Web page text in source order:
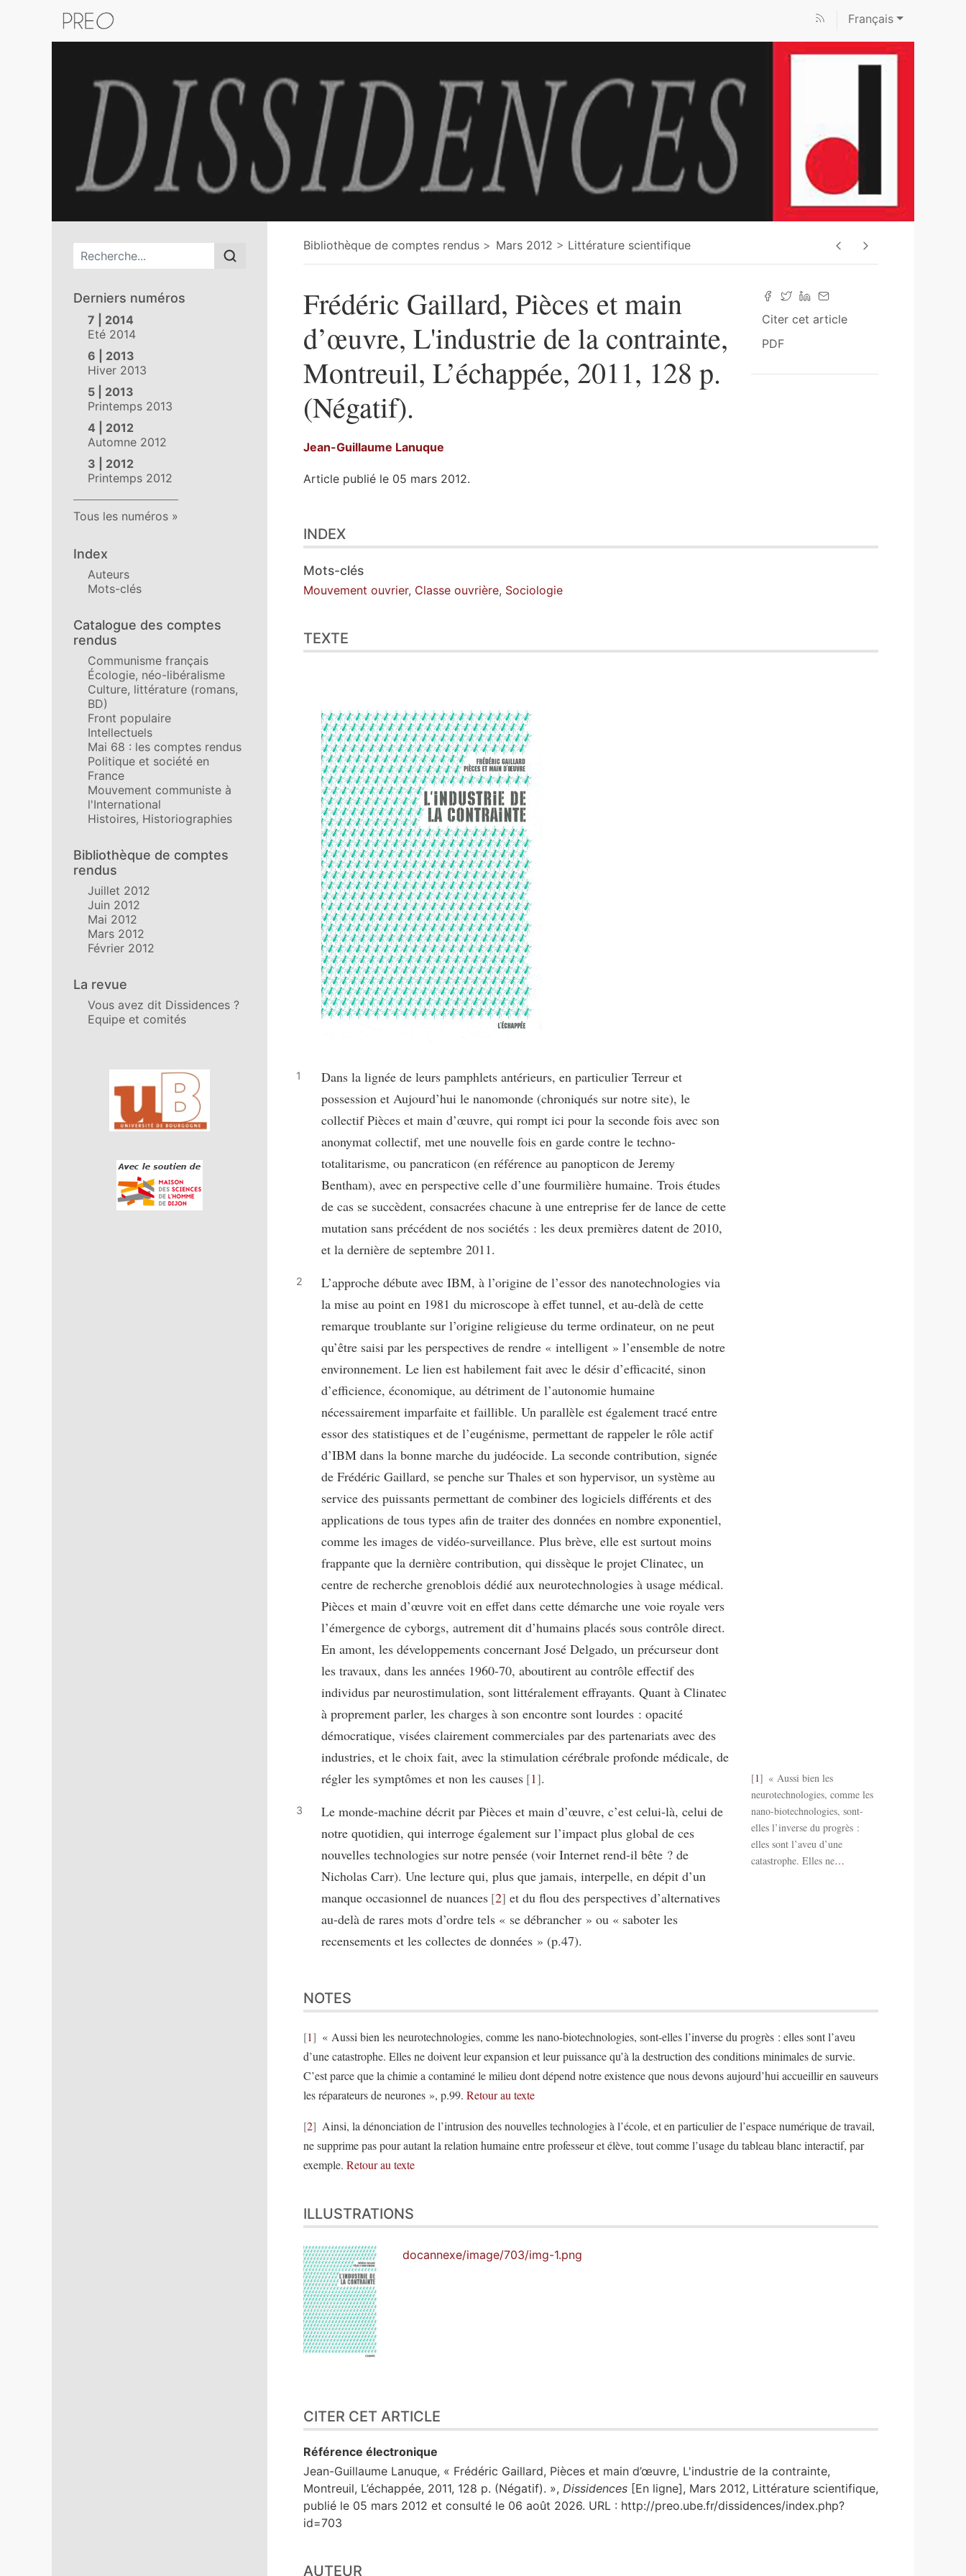
Français
Menu principal
Derniers numéros
7 | 2014
Eté 2014
6 | 2013
Hiver 2013
5 | 2013
Printemps 2013
4 | 2012
Automne 2012
3 | 2012
Printemps 2012
Tous les numéros
Index
Auteurs
Mots-clés
Catalogue des comptes
rendus
Communisme français
Écologie, néo-libéralisme
Culture, littérature (romans,
BD)
Front populaire
Intellectuels
Mai 68 : les comptes rendus
Politique et société en
France
Mouvement communiste à
l'International
Histoires, Historiographies
Bibliothèque de comptes
rendus
Juillet 2012
Juin 2012
Mai 2012
Mars 2012
Février 2012
La revue
Vous avez dit Dissidences ?
Equipe et comités
Affiliations/partenaires
Bibliothèque de comptes rendus Mars 2012 Littérature scientifique
Citer cet article
PDF
Frédéric Gaillard, Pièces et main
d’œuvre, L'industrie de la contrainte,
Montreuil, L’échappée, 2011, 128 p.
(Négatif).
Jean-Guillaume Lanuque
Article publié le 05 mars 2012.
Texte
Notes
Illustrations
Citer cet article
INDEX
Mots-clés
Mouvement ouvrier, Classe ouvrière, Sociologie
TEXTE
Dans la lignée de leurs pamphlets antérieurs, en particulier Terreur et
possession et Aujourd’hui le nanomonde (chroniqués sur notre site), le
collectif Pièces et main d’œuvre, qui rompt ici pour la seconde fois avec son
anonymat collectif, met une nouvelle fois en garde contre le techno-
totalitarisme, ou pancraticon (en référence au panopticon de Jeremy
Bentham), avec en perspective celle d’une fourmilière humaine. Trois études
de cas se succèdent, consacrées chacune à une entreprise fer de lance de cette
mutation sans précédent de nos sociétés : les deux premières datent de 2010,
et la dernière de septembre 2011.
L’approche débute avec IBM, à l’origine de l’essor des nanotechnologies via
la mise au point en 1981 du microscope à effet tunnel, et au-delà de cette
remarque troublante sur l’origine religieuse du terme ordinateur, on ne peut
qu’être saisi par les perspectives de rendre « intelligent » l’ensemble de notre
environnement. Le lien est habilement fait avec le désir d’efficacité, sinon
d’efficience, économique, au détriment de l’autonomie humaine
nécessairement imparfaite et faillible. Un parallèle est également tracé entre
essor des statistiques et de l’eugénisme, permettant de rappeler le rôle actif
d’IBM dans la bonne marche du judéocide. La seconde contribution, signée
de Frédéric Gaillard, se penche sur Thales et son hypervisor, un système au
service des puissants permettant de combiner des logiciels différents et des
applications de tous types afin de traiter des données en nombre exponentiel,
comme les images de vidéo-surveillance. Plus brève, elle est surtout moins
frappante que la dernière contribution, qui dissèque le projet Clinatec, un
centre de recherche grenoblois dédié aux neurotechnologies à usage médical.
Pièces et main d’œuvre voit en effet dans cette démarche une voie royale vers
l’émergence de cyborgs, autrement dit d’humains placés sous contrôle direct.
En amont, les développements concernant José Delgado, un précurseur dont
les travaux, dans les années 1960-70, aboutirent au contrôle effectif des
individus par neurostimulation, sont littéralement effrayants. Quant à Clinatec
à proprement parler, les charges à son encontre sont lourdes : opacité
démocratique, visées clairement commerciales par des partenariats avec des
industries, et le choix fait, avec la stimulation cérébrale profonde médicale, de
régler les symptômes et non les causes 1 .
Le monde-machine décrit par Pièces et main d’œuvre, c’est celui-là, celui de
notre quotidien, qui interroge également sur l’impact plus global de ces
nouvelles technologies sur notre pensée (voir Internet rend-il bête ? de
Nicholas Carr). Une lecture qui, plus que jamais, interpelle, en dépit d’un
manque occasionnel de nuances 2 et du flou des perspectives d’alternatives
au-delà de rares mots d’ordre tels « se débrancher » ou « saboter les
recensements et les collectes de données » (p.47).
1
« Aussi bien les
neurotechnologies, comme les
nano-biotechnologies, sont-
elles l’inverse du progrès :
elles sont l’aveu d’une
catastrophe. Elles ne…
NOTES
1
« Aussi bien les neurotechnologies, comme les nano-biotechnologies, sont-elles l’inverse du progrès : elles sont l’aveu
d’une catastrophe. Elles ne doivent leur expansion et leur puissance qu’à la destruction des conditions minimales de survie.
C’est parce que la chimie a contaminé le milieu dont dépend notre existence que nous devons aujourd’hui accueillir en sauveurs
les réparateurs de neurones », p.99. Retour au texte
2
Ainsi, la dénonciation de l’intrusion des nouvelles technologies à l’école, et en particulier de l’espace numérique de travail,
ne supprime pas pour autant la relation humaine entre professeur et élève, tout comme l’usage du tableau blanc interactif, par
exemple. Retour au texte
ILLUSTRATIONS
docannexe/image/703/img-1.png
CITER CET ARTICLE
Référence électronique
Jean-Guillaume Lanuque, « Frédéric Gaillard, Pièces et main d’œuvre, L'industrie de la contrainte,
Montreuil, L’échappée, 2011, 128 p. (Négatif). », Dissidences [En ligne], Mars 2012, Littérature scientifique,
publié le 05 mars 2012 et consulté le 06 août 2026. URL : http://preo.ube.fr/dissidences/index.php?
id=703
AUTEUR